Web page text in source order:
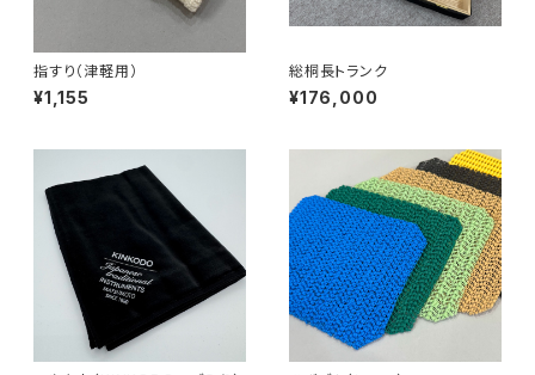
指すり（津軽用）
¥1,155
総桐長トランク
¥176,000